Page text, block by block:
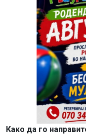
Како да го